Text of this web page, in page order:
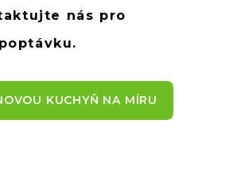
nás pro
KUCHYŇ NA MÍRU